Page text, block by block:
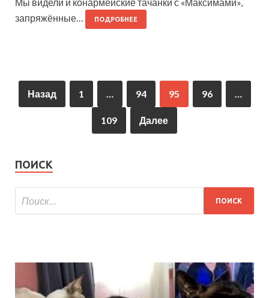
Мы видели и конармейские тачанки с «Максимами»,
запряжённые…
ПОДРОБНЕЕ
Назад 1 … 94 95 96 …
109 Далее
ПОИСК